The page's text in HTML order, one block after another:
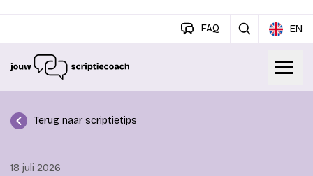
FAQ EN
Terug naar scriptietips
18 juli 2026